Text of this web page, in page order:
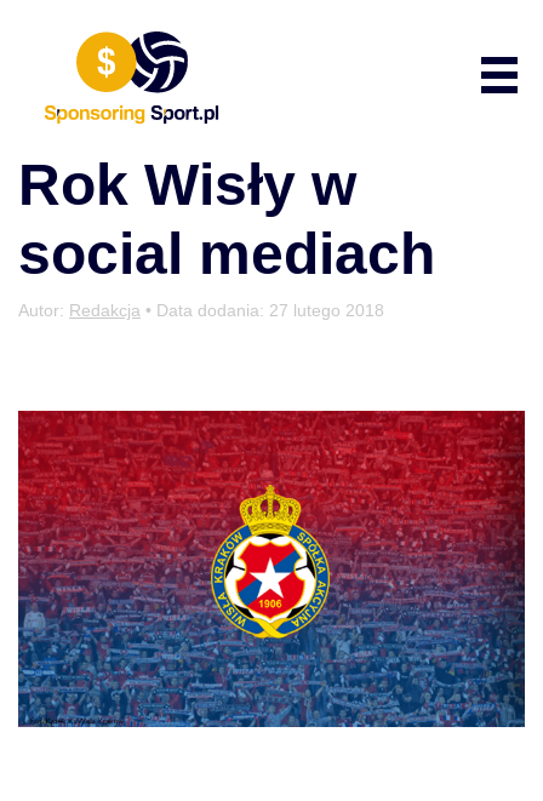
Rok Wisły w
social mediach
Autor: Redakcja • Data dodania: 27 lutego 2018